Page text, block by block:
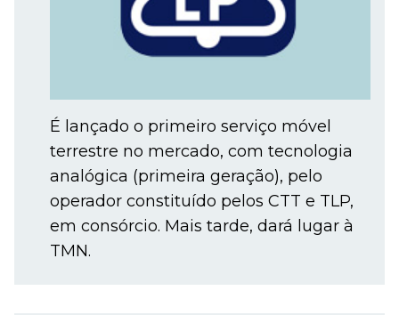
É lançado o primeiro serviço móvel
terrestre no mercado, com tecnologia
analógica (primeira geração), pelo
operador constituído pelos CTT e TLP,
em consórcio. Mais tarde, dará lugar à
TMN.